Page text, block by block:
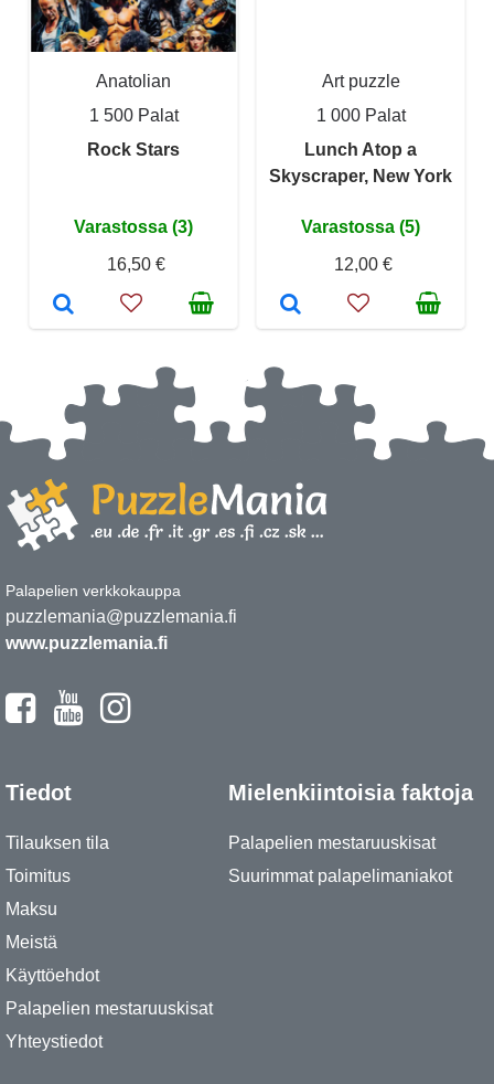
Anatolian
1 500 Palat
Rock Stars
Varastossa (3)
16,50 €
Art puzzle
1 000 Palat
Lunch Atop a
Skyscraper, New York
Varastossa (5)
12,00 €
Palapelien verkkokauppa
puzzlemania@puzzlemania.fi
www.puzzlemania.fi
Tiedot
Tilauksen tila
Toimitus
Maksu
Meistä
Käyttöehdot
Palapelien mestaruuskisat
Yhteystiedot
Mielenkiintoisia faktoja
Palapelien mestaruuskisat
Suurimmat palapelimaniakot